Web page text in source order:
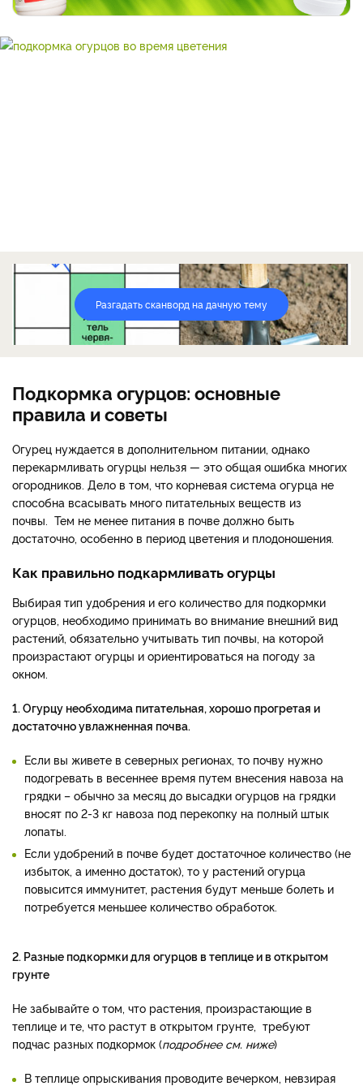
Разгадать сканворд на дачную тему
Подкормка огурцов: основные
правила и советы
Огурец нуждается в дополнительном питании, однако
перекармливать огурцы нельзя — это общая ошибка многих
огородников. Дело в том, что корневая система огурца не
способна всасывать много питательных веществ из
почвы. Тем не менее питания в почве должно быть
достаточно, особенно в период цветения и плодоношения.
Как правильно подкармливать огурцы
Выбирая тип удобрения и его количество для подкормки
огурцов, необходимо принимать во внимание внешний вид
растений, обязательно учитывать тип почвы, на которой
произрастают огурцы и ориентироваться на погоду за
окном.
1. Огурцу необходима питательная, хорошо прогретая и
достаточно увлажненная почва.
Если вы живете в северных регионах, то почву нужно
подогревать в весеннее время путем внесения навоза на
грядки – обычно за месяц до высадки огурцов на грядки
вносят по 2-3 кг навоза под перекопку на полный штык
лопаты.
Если удобрений в почве будет достаточное количество (не
избыток, а именно достаток), то у растений огурца
повысится иммунитет, растения будут меньше болеть и
потребуется меньшее количество обработок.
2. Разные подкормки для огурцов в теплице и в открытом
грунте
Не забывайте о том, что растения, произрастающие в
теплице и те, что растут в открытом грунте, требуют
подчас разных подкормок (подробнее см. ниже)
В теплице опрыскивания проводите вечерком, невзирая